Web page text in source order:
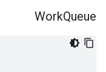
WorkQueue